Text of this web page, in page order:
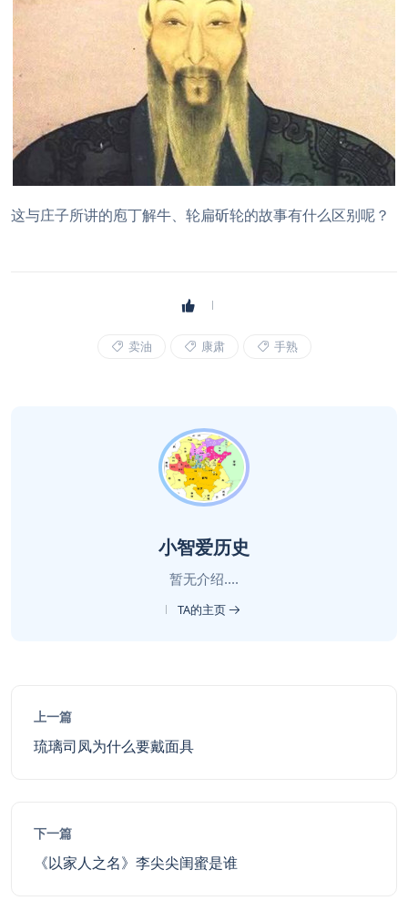
这与庄子所讲的庖丁解牛、轮扁斫轮的故事有什么区别呢？
卖油 康肃 手熟
小智爱历史
暂无介绍....
TA的主页
上一篇
琉璃司凤为什么要戴面具
下一篇
《以家人之名》李尖尖闺蜜是谁